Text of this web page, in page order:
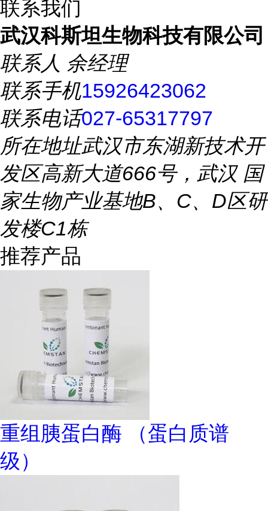
联系我们
武汉科斯坦生物科技有限公司
联系人 余经理
联系手机15926423062
联系电话027-65317797
所在地址武汉市东湖新技术开
发区高新大道666号，武汉 国
家生物产业基地B、C、D区研
发楼C1栋
推荐产品
重组胰蛋白酶 （蛋白质谱
级）